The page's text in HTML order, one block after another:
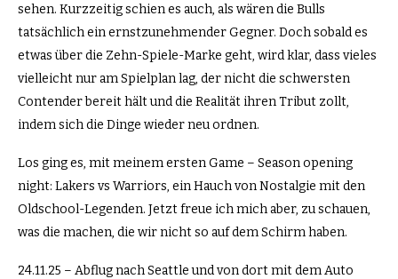
sehen. Kurzzeitig schien es auch, als wären die Bulls
tatsächlich ein ernstzunehmender Gegner. Doch sobald es
etwas über die Zehn-Spiele-Marke geht, wird klar, dass vieles
vielleicht nur am Spielplan lag, der nicht die schwersten
Contender bereit hält und die Realität ihren Tribut zollt,
indem sich die Dinge wieder neu ordnen.
Los ging es, mit meinem ersten Game – Season opening
night: Lakers vs Warriors, ein Hauch von Nostalgie mit den
Oldschool-Legenden. Jetzt freue ich mich aber, zu schauen,
was die machen, die wir nicht so auf dem Schirm haben.
24.11.25 – Abflug nach Seattle und von dort mit dem Auto